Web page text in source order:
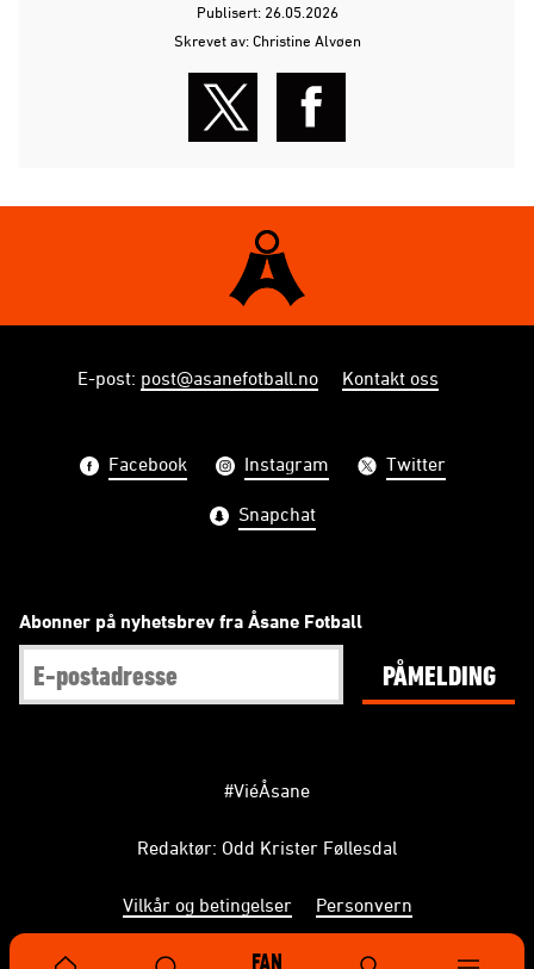
Publisert: 26.05.2026
Skrevet av: Christine Alvøen
E-post: post@asanefotball.no Kontakt oss
Facebook Instagram Twitter
Snapchat
Abonner på nyhetsbrev fra Åsane Fotball
PÅMELDING
#ViéÅsane
Redaktør: Odd Krister Føllesdal
Vilkår og betingelser Personvern